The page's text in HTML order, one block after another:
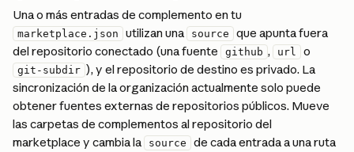
Una o más entradas de complemento en tu
marketplace.json utilizan una source
que apunta fuera
del repositorio conectado (una fuente
github , url o
git-subdir ), y el repositorio de destino es privado. La
sincronización de la organización actualmente solo puede
obtener fuentes externas de repositorios públicos. Mueve
las carpetas de complementos al repositorio del
marketplace y cambia la
source
de cada entrada a una ruta